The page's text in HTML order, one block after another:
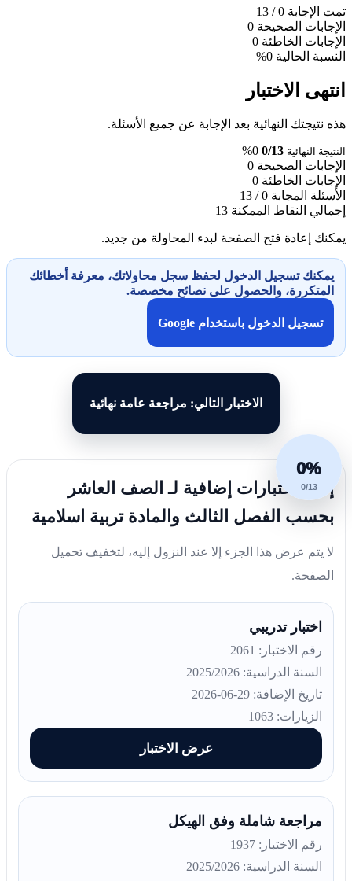
تمت الإجابة 0
/ 13
الإجابات الصحيحة 0
الإجابات الخاطئة 0
النسبة الحالية 0%
انتهى الاختبار
هذه نتيجتك النهائية بعد الإجابة عن جميع الأسئلة.
النتيجة النهائية 0/13
0%
الإجابات الصحيحة 0
الإجابات الخاطئة 0
الأسئلة المجابة 0 / 13
إجمالي النقاط الممكنة 13
يمكنك إعادة فتح الصفحة لبدء المحاولة من جديد.
يمكنك تسجيل الدخول لحفظ سجل محاولاتك، معرفة أخطائك
المتكررة، والحصول على نصائح مخصصة.
تسجيل الدخول باستخدام Google
الاختبار التالي: مراجعة عامة نهائية
0%
0/13
إليك اختبارات إضافية لـ الصف العاشر
بحسب الفصل الثالث والمادة تربية اسلامية
لا يتم عرض هذا الجزء إلا عند النزول إليه، لتخفيف تحميل
الصفحة.
اختبار تدريبي
رقم الاختبار: 2061
السنة الدراسية: 2025/2026
تاريخ الإضافة: 29-06-2026
الزيارات: 1063
عرض الاختبار
مراجعة شاملة وفق الهيكل
رقم الاختبار: 1937
السنة الدراسية: 2025/2026